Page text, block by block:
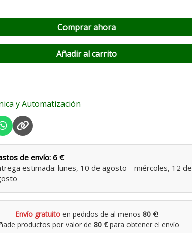
Comprar ahora
Añadir al carrito
y Automatización
de envío: 6 €
estimada: lunes, 10 de agosto - miércoles, 12 de
Envío gratuito en pedidos de al menos80 €!
productos por valor de 80 €para obtener el envío